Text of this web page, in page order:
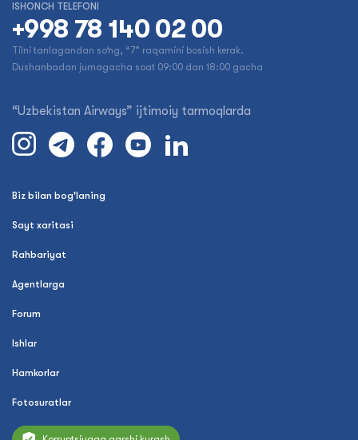
ISHONCH TELEFONI
+998 78 140 02 00
Tilni tanlagandan so‘ng, “7” raqamini bosish kerak.
Dushanbadan jumagacha soat 09:00 dan 18:00 gacha
“Uzbekistan Airways” ijtimoiy tarmoqlarda
Biz bilan bog'laning
Sayt xaritasi
Rahbariyat
Agentlarga
Forum
Ishlar
Hamkorlar
Fotosuratlar